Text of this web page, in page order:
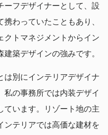
ーフデザイナーとして、設
わっていたこともあり、
クトマネジメントからイン
築デザインの強みです。
は別にインテリアデザイナ
私の事務所では内装デザイ
ています。リゾート地の主
ンテリアでは高価な建材を